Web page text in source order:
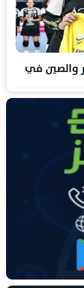
والصين في